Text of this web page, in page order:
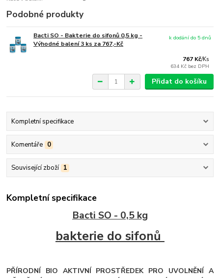
Podobné produkty
Bacti SO - Bakterie do sifonů 0,5 kg -
Výhodné balení 3 ks za 767,-Kč
767 Kč/Ks
634 Kč bez DPH
k dodání do 5 dnů
Přidat do košíku
Kompletní specifikace
Komentáře 0
Související zboží 1
Kompletní specifikace
Bacti SO - 0,5 kg
bakterie do sifonů
PŘÍRODNÍ BIO AKTIVNÍ PROSTŘEDEK PRO UVOLNĚNÍ A